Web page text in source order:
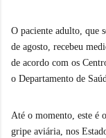
O paciente adulto, que
de agosto, recebeu
de acordo com os
o Departamento de
Até o momento, este é
gripe aviária, nos